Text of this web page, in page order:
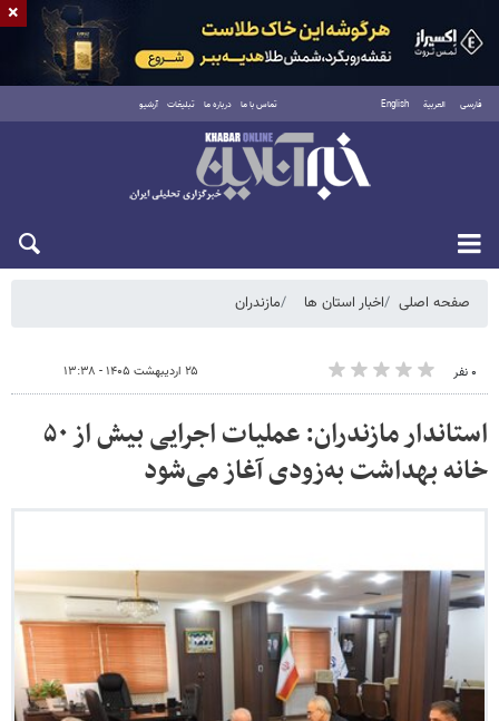
فارسی العربية English تماس با ما درباره ما تبلیغات آرشیو
شنبه ۱۷ مرداد ۱۴۰۵
صفحه اصلی اخبار استان ها مازندران
۰ نفر ۲۵ اردیبهشت ۱۴۰۵ - ۱۳:۳۸
استاندار مازندران: عملیات اجرایی بیش از ۵۰
خانه بهداشت به‌زودی آغاز می‌شود
×